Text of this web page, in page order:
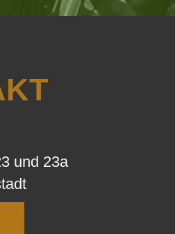
und 23a